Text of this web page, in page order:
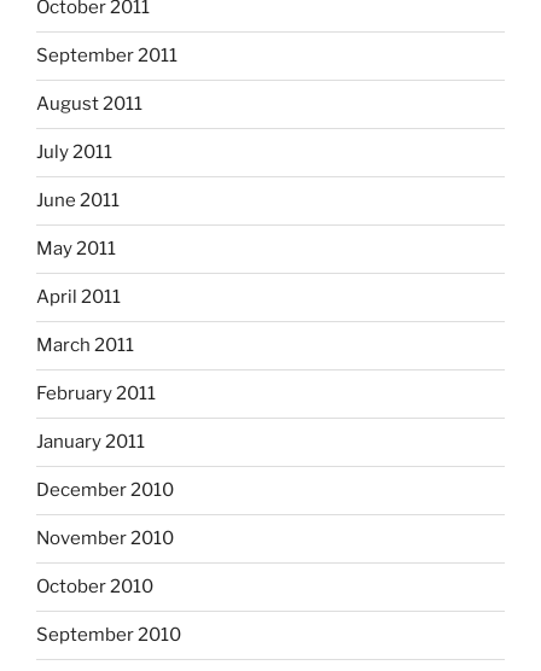
October 2011
September 2011
August 2011
July 2011
June 2011
May 2011
April 2011
March 2011
February 2011
January 2011
December 2010
November 2010
October 2010
September 2010